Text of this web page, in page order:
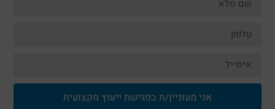
אני מעוניין/ת בפגישת ייעוץ מקצועית